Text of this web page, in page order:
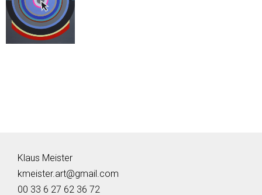
Klaus Meister
kmeister.art@gmail.com
00 33 6 27 62 36 72